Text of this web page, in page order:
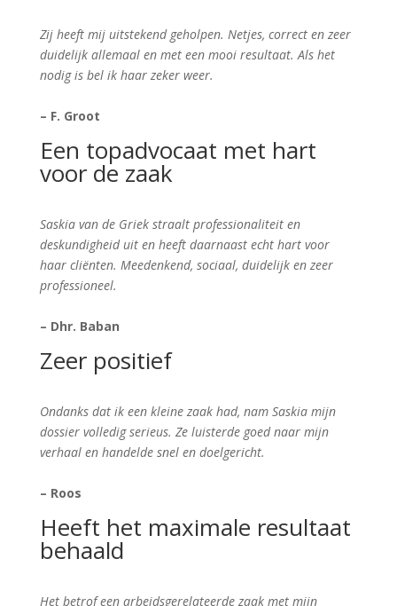
Zij heeft mij uitstekend geholpen. Netjes, correct en zeer
duidelijk allemaal en met een mooi resultaat. Als het
nodig is bel ik haar zeker weer.
– F. Groot
Een topadvocaat met hart
voor de zaak
Saskia van de Griek straalt professionaliteit en
deskundigheid uit en heeft daarnaast echt hart voor
haar cliënten. Meedenkend, sociaal, duidelijk en zeer
professioneel.
– Dhr. Baban
Zeer positief
Ondanks dat ik een kleine zaak had, nam Saskia mijn
dossier volledig serieus. Ze luisterde goed naar mijn
verhaal en handelde snel en doelgericht.
– Roos
Heeft het maximale resultaat
behaald
Het betrof een arbeidsgerelateerde zaak met mijn